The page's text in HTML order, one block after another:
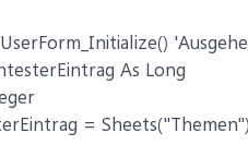
As Long
=